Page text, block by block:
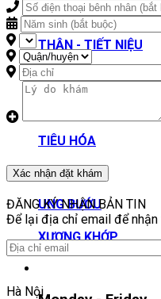
TAI MŨI HỌNG
THẬN - TIẾT NIỆU
THẦN KINH
TIỂU ĐƯỜNG - NỘI
TIÊU HÓA
TIM MẠCH
UNG BƯỚU
XƯƠNG KHỚP
Xác nhận đặt khám
ĐĂNG KÝ NHẬN BẢN TIN
Để lại địa chỉ email để
Hà Nội